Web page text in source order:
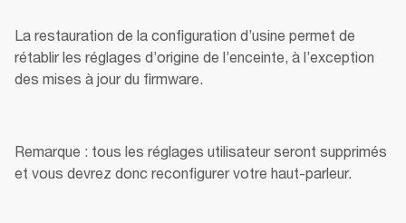
La restauration de la configuration d’usine permet de
rétablir les réglages d’origine de l’enceinte, à l’exception
des mises à jour du firmware.
Remarque : tous les réglages utilisateur seront supprimés
et vous devrez donc reconfigurer votre haut-parleur.